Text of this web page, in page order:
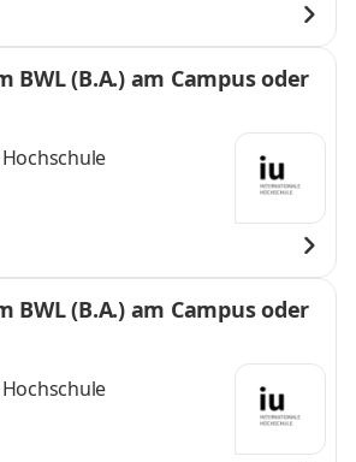
BWL (B.A.) am Campus oder
BWL (B.A.) am Campus oder